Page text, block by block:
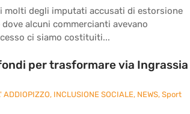
molti degli imputati accusati di estorsione
alcuni commercianti avevano
ci siamo costituiti...
per trasformare via Ingrassia
ADDIOPIZZO, INCLUSIONE SOCIALE, NEWS, Sport